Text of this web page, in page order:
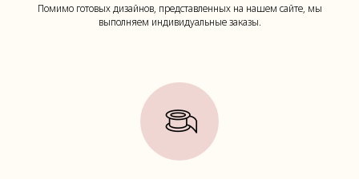
Помимо готовых дизайнов, представленных на нашем сайте, мы
выполняем индивидуальные заказы.